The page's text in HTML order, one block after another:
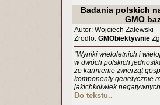
Badania polskich
GMO
Autor: Wojciech Zalewski
Źrodło: GMObiektywnie
"Wyniki wieloletnich i
w dwóch polskich
że karmienie zwierząt
komponenty genetycznie
jakichkolwiek
Do tekstu..